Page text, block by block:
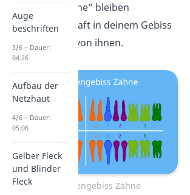
„Erwachsenenzähne” bleiben
außerdem dauerhaft in deinem Gebiss
und es gibt mehr von ihnen.
Erwachsenengebiss Zähne
Auge
beschriften
3/6 – Dauer:
04:26
Aufbau der
Netzhaut
4/6 – Dauer:
05:06
Gelber Fleck
und Blinder
Fleck